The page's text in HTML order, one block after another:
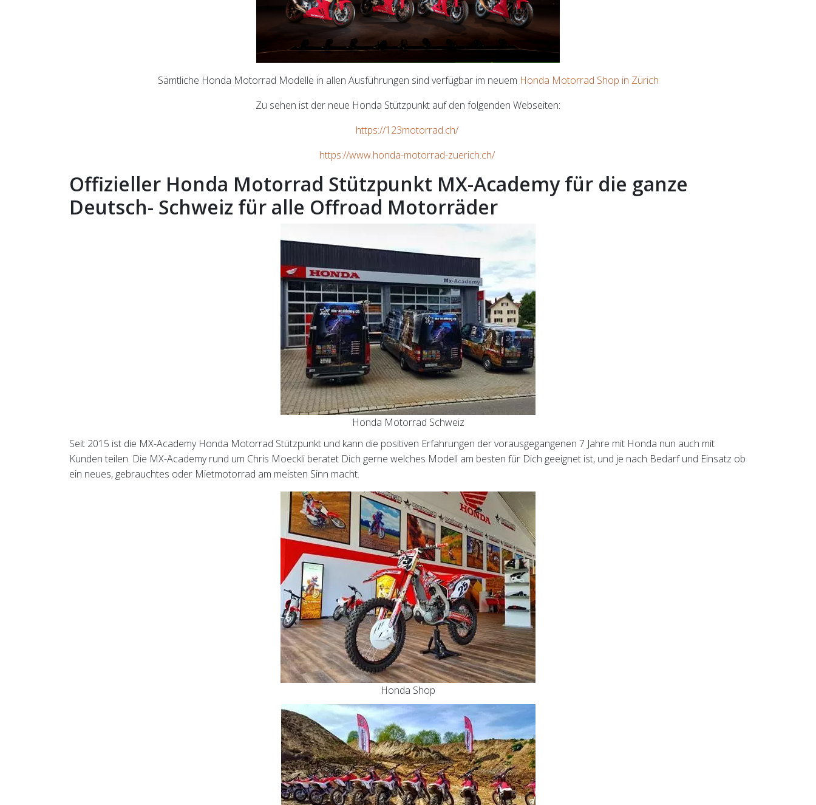
Sämtliche Honda Motorrad Modelle in allen Ausführungen sind verfügbar im neuem Honda Motorrad Shop in Zürich
Zu sehen ist der neue Honda Stützpunkt auf den folgenden Webseiten:
https://123motorrad.ch/
https://www.honda-motorrad-zuerich.ch/
Offizieller Honda Motorrad Stützpunkt MX-Academy für die ganze
Deutsch- Schweiz für alle Offroad Motorräder
Honda Motorrad Schweiz
Seit 2015 ist die MX-Academy Honda Motorrad Stützpunkt und kann die positiven Erfahrungen der vorausgegangenen 7 Jahre mit Honda nun auch mit
Kunden teilen. Die MX-Academy rund um Chris Moeckli beratet Dich gerne welches Modell am besten für Dich geeignet ist, und je nach Bedarf und Einsatz ob
ein neues, gebrauchtes oder Mietmotorrad am meisten Sinn macht.
Honda Shop